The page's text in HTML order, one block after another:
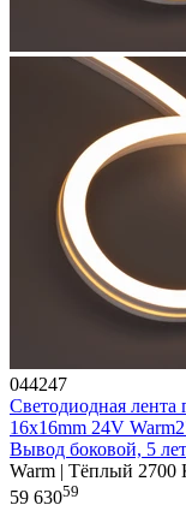
044247
Светодиодная
16x16mm 24V
Вывод боковой, 5
Warm | Тёплый 2700
59 63059